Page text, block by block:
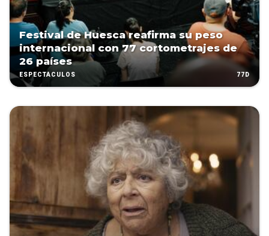
Festival de Huesca reafirma su peso
internacional con 77 cortometrajes de
26 países
ESPECTÁCULOS 77D